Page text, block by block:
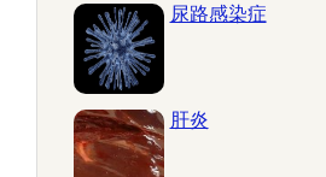
尿路感染症
肝炎